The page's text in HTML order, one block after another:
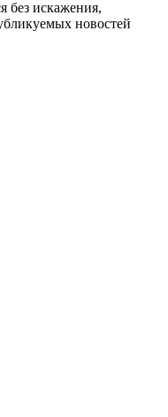
без искажения,
новостей